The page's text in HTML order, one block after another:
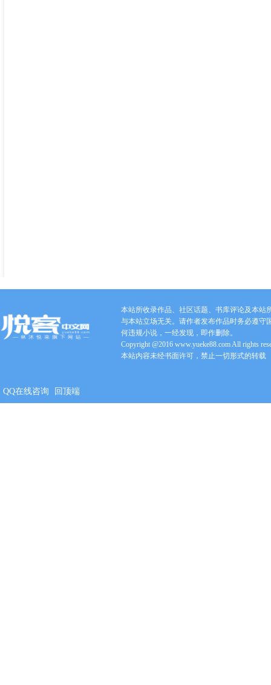
本站所收录作品、社区话题、书库评论及本站
与本站立场无关。请作者发布作品时务必遵守
何违规小说，一经发现，即作删除。
Copyright @2016 www.yueke88.com All rights
本站内容未经书面许可，禁止一切形式的转载
QQ在线咨询 回顶端